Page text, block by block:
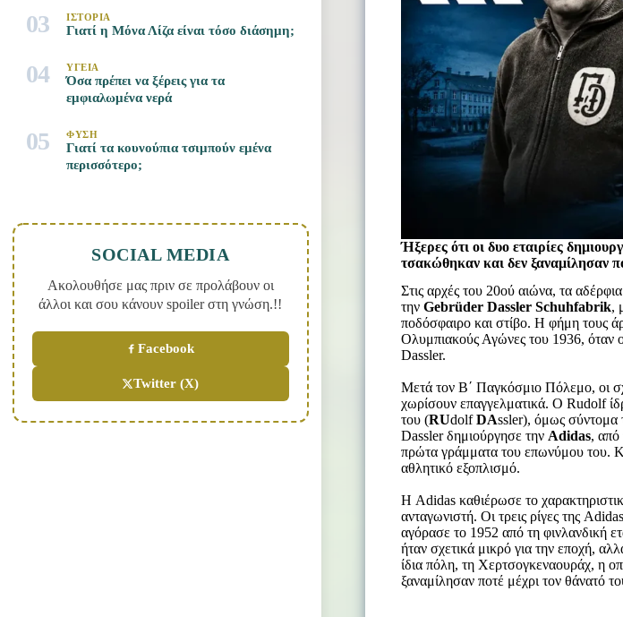
Ήξερες ότι οι δυο εταιρίες
τσακώθηκαν και δεν ξαναμίλησαν
Στις αρχές του 20ού αιώνα, τα αδέρφια
τηνGebrüder Dassler Schuhfabrik,
ποδόσφαιρο και στίβο. Η φήμη τους
Ολυμπιακούς Αγώνες του 1936, όταν
Dassler.
Μετά τον Β΄ Παγκόσμιο Πόλεμο, οι
χωρίσουν επαγγελματικά. Ο Rudolf
του (RUdolfDAssler), όμως σύντομα
Dassler δημιούργησε την Adidas, από
πρώτα γράμματα του επωνύμου του.
αθλητικό εξοπλισμό.
Η Adidas καθιέρωσε το
ανταγωνιστή. Οι τρεις ρίγες της
αγόρασε το 1952 από τη φινλανδική
ήταν σχετικά μικρό για την εποχή,
ίδια πόλη, τη Χερτσογκεναουράχ, η
ξαναμίλησαν ποτέ μέχρι τον θάνατό
03 ΙΣΤΟΡΙΑ
Γιατί η Μόνα Λίζα είναι τόσο διάσημη;
04 ΥΓΕΙΑ
Όσα πρέπει να ξέρεις για τα
εμφιαλωμένα νερά
05 ΦΥΣΗ
Γιατί τα κουνούπια τσιμπούν εμένα
περισσότερο;
SOCIAL MEDIA
Ακολουθήσε μας πριν σε προλάβουν οι
άλλοι και σου κάνουν spoiler στη γνώση.!!
Facebook
Twitter (X)